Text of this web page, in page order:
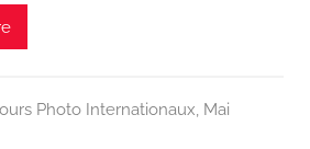
Photo Internationaux, Mai